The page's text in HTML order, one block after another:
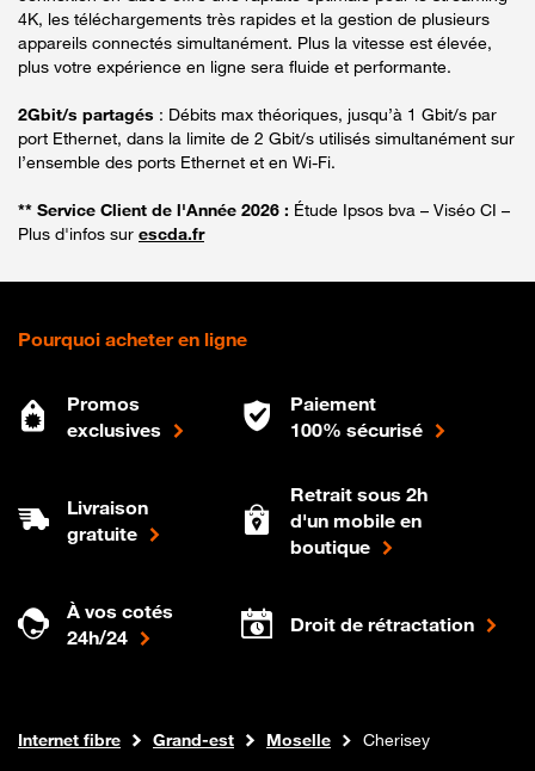
4K, les téléchargements très rapides et la gestion de plusieurs
appareils connectés simultanément. Plus la vitesse est élevée,
plus votre expérience en ligne sera fluide et performante.
2Gbit/s partagés : Débits max théoriques, jusqu’à 1 Gbit/s par
port Ethernet, dans la limite de 2 Gbit/s utilisés simultanément sur
l’ensemble des ports Ethernet et en Wi-Fi.
** Service Client de l'Année 2026 : Étude Ipsos bva – Viséo CI –
Plus d'infos sur escda.fr
Pourquoi acheter en ligne
Promos
exclusives
Paiement
100% sécurisé
Livraison
gratuite
Retrait sous 2h
d'un mobile en
boutique
À vos cotés
24h/24
Droit de rétractation
Boutique Orange
Internet fibre Grand-est Moselle Cherisey